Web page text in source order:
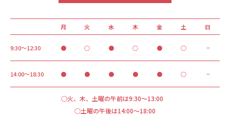
月 火 水 木 金 土 日
9:30～12:30 ● ○ ● ○ ● ○ −
14:00～18:30 ● ● ● ● ● ○ −
○火、木、土曜の午前は9:30～13:00
○土曜の午後は14:00～18:00